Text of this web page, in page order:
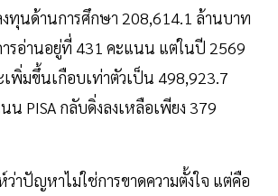
ทุนด้านการศึกษา 208,614.1 ล้านบาท
รอ่านอยู่ที่ 431 คะแนน แต่ในปี 2569
พิ่มขึ้นเกือบเท่าตัวเป็น 498,923.7
PISA กลับดิ่งลงเหลือเพียง 379
ว่าปัญหาไม่ใช่การขาดความตั้งใจ แต่คือ